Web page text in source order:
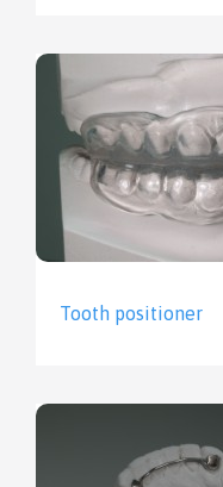
Tooth positioner